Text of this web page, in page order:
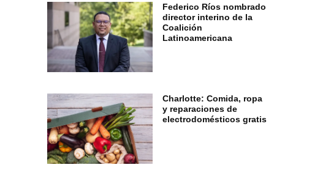
Federico Ríos nombrado
director interino de la
Coalición
Latinoamericana
Charlotte: Comida, ropa
y reparaciones de
electrodomésticos gratis